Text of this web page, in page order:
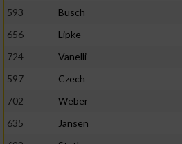
593
Busch
656
Lipke
724
Vanelli
597
Czech
702
Weber
635
Jansen